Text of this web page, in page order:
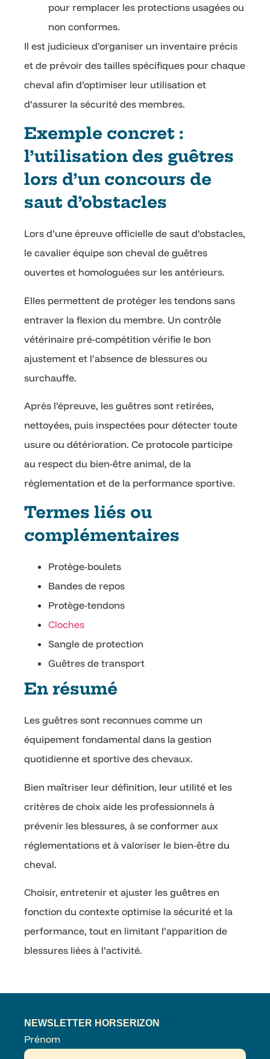
pour remplacer les protections usagées ou
non conformes.
Il est judicieux d’organiser un inventaire précis
et de prévoir des tailles spécifiques pour chaque
cheval afin d’optimiser leur utilisation et
d’assurer la sécurité des membres.
Exemple concret :
l’utilisation des guêtres
lors d’un concours de
saut d’obstacles
Lors d’une épreuve officielle de saut d’obstacles,
le cavalier équipe son cheval de guêtres
ouvertes et homologuées sur les antérieurs.
Elles permettent de protéger les tendons sans
entraver la flexion du membre. Un contrôle
vétérinaire pré-compétition vérifie le bon
ajustement et l’absence de blessures ou
surchauffe.
Après l’épreuve, les guêtres sont retirées,
nettoyées, puis inspectées pour détecter toute
usure ou détérioration. Ce protocole participe
au respect du bien-être animal, de la
réglementation et de la performance sportive.
Termes liés ou
complémentaires
Protège-boulets
Bandes de repos
Protège-tendons
Cloches
Sangle de protection
Guêtres de transport
En résumé
Les guêtres sont reconnues comme un
équipement fondamental dans la gestion
quotidienne et sportive des chevaux.
Bien maîtriser leur définition, leur utilité et les
critères de choix aide les professionnels à
prévenir les blessures, à se conformer aux
réglementations et à valoriser le bien-être du
cheval.
Choisir, entretenir et ajuster les guêtres en
fonction du contexte optimise la sécurité et la
performance, tout en limitant l’apparition de
blessures liées à l’activité.
NEWSLETTER HORSERIZON
Prénom